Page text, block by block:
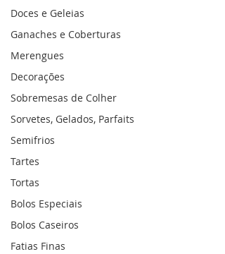
Doces e Geleias
Ganaches e Coberturas
Merengues
Decorações
Sobremesas de Colher
Sorvetes, Gelados, Parfaits
Semifrios
Tartes
Tortas
Bolos Especiais
Bolos Caseiros
Fatias Finas